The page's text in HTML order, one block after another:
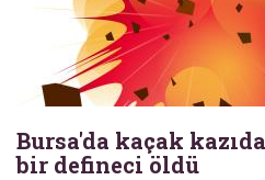
Bursa'da kaçak
bir defineci öldü